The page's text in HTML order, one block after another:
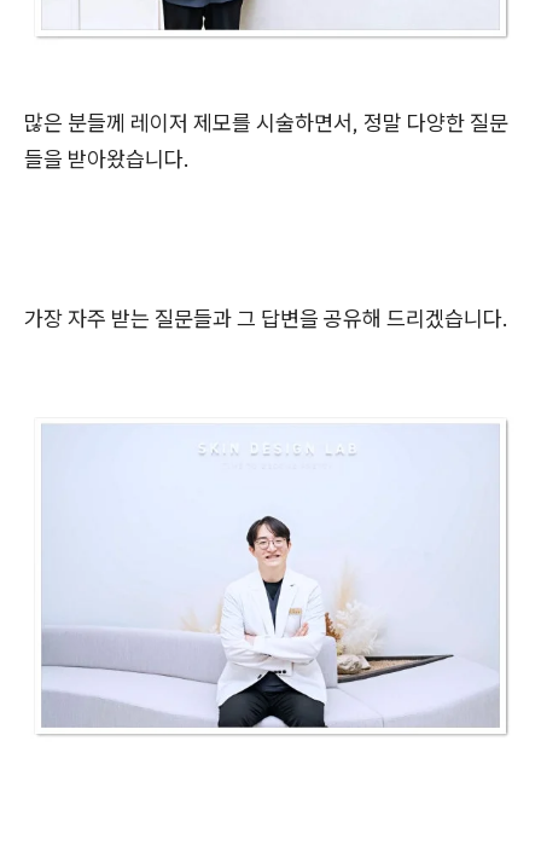
많은 분들께 레이저 제모를 시술하면서, 정말 다양한 질문
들을 받아왔습니다.
가장 자주 받는 질문들과 그 답변을 공유해 드리겠습니다.